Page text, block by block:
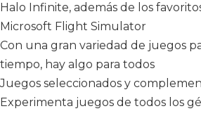
Halo Infinite, además de los
Microsoft Flight Simulator
Con una gran variedad de juegos
tiempo, hay algo para todos
Juegos seleccionados y
Experimenta juegos de todos los